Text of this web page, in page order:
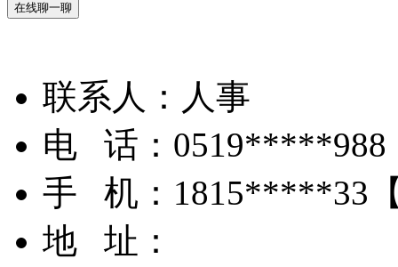
在线聊一聊
联系人： 人事
电 话： 0519*****988
手 机： 1815*****33
地 址：